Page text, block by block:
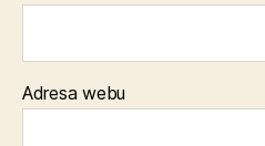
Adresa webu